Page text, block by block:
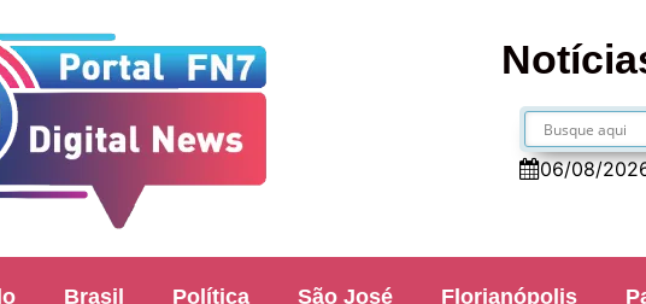
06/08/
Brasil Política São José Florianópolis